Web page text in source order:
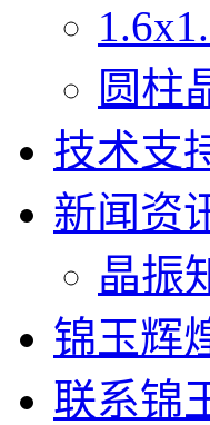
圆柱
技术支
新闻资
晶振
锦玉辉
联系锦